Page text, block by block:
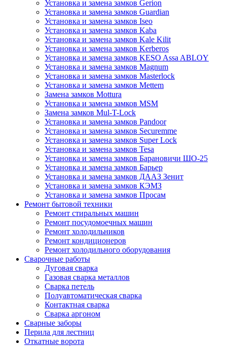
Установка и замена замков Gerion
Установка и замена замков Guardian
Установка и замена замков Iseo
Установка и замена замков Kaba
Установка и замена замков Kale Kilit
Установка и замена замков Kerberos
Установка и замена замков KESO Assa ABLOY
Установка и замена замков Magnum
Установка и замена замков Masterlock
Установка и замена замков Mettem
Замена замков Mottura
Установка и замена замков MSM
Замена замков Mul-T-Lock
Установка и замена замков Pandoor
Установка и замена замков Securemme
Установка и замена замков Super Lock
Установка и замена замков Tesa
Установка и замена замков Барановичи ШО-25
Установка и замена замков Барьер
Установка и замена замков ДААЗ Зенит
Установка и замена замков КЭМЗ
Установка и замена замков Просам
Ремонт бытовой техники
Ремонт стиральных машин
Ремонт посудомоечных машин
Ремонт холодильников
Ремонт кондиционеров
Ремонт холодильного оборудования
Сварочные работы
Дуговая сварка
Газовая сварка металлов
Сварка петель
Полуавтоматическая сварка
Контактная сварка
Сварка аргоном
Сварные заборы
Перила для лестниц
Откатные ворота